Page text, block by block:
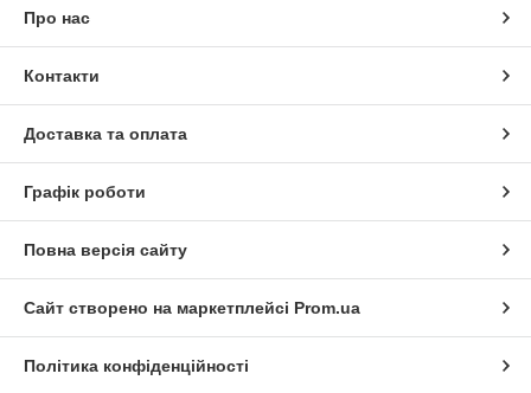
Про нас
Контакти
Доставка та оплата
Графік роботи
Повна версія сайту
Сайт створено на маркетплейсі Prom.ua
Політика конфіденційності